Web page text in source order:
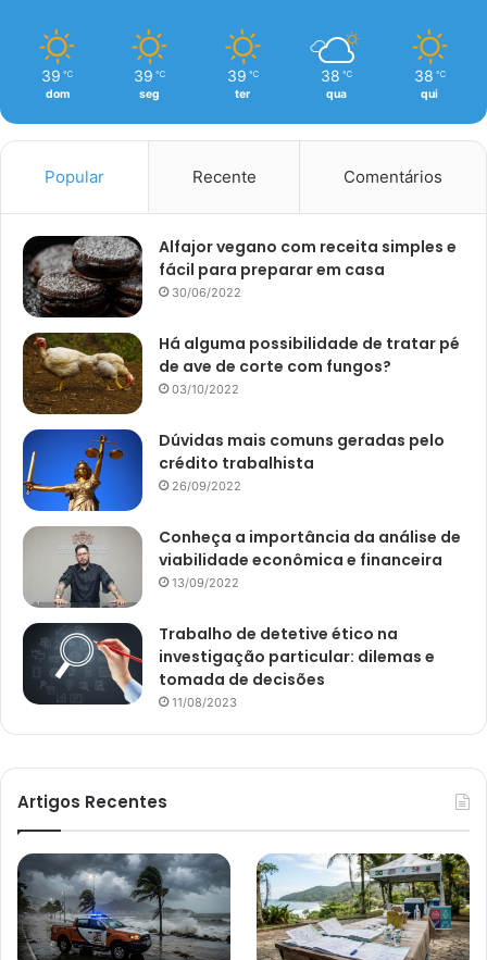
39 ℃
dom
39 ℃
seg
39 ℃
ter
38 ℃
qua
38 ℃
qui
Popular Recente Comentários
Alfajor vegano com receita simples e
fácil para preparar em casa
30/06/2022
Há alguma possibilidade de tratar pé
de ave de corte com fungos?
03/10/2022
Dúvidas mais comuns geradas pelo
crédito trabalhista
26/09/2022
Conheça a importância da análise de
viabilidade econômica e financeira
13/09/2022
Trabalho de detetive ético na
investigação particular: dilemas e
tomada de decisões
11/08/2023
Artigos Recentes